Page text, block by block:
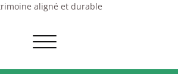
aligné et durable
Afficher/masquer
navigation